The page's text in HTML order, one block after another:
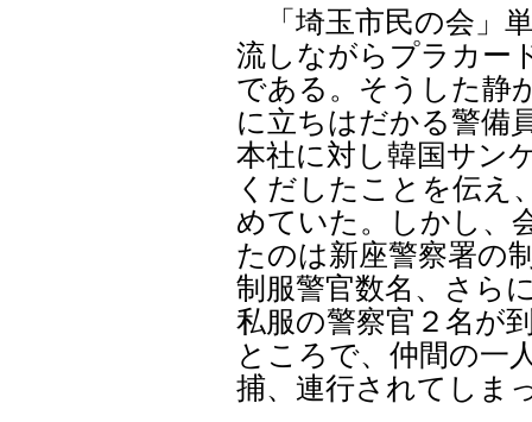
「埼玉市民の会」
流しながらプラカー
である。そうした静
に立ちはだかる警備
本社に対し韓国サン
くだしたことを伝え
めていた。しかし、
たのは新座警察署の
制服警官数名、さら
私服の警察官２名が
ところで、仲間の一
捕、連行されてしま